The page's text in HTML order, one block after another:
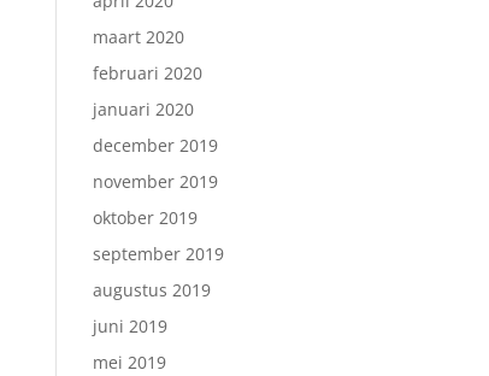
maart 2020
februari 2020
januari 2020
december 2019
november 2019
oktober 2019
september 2019
augustus 2019
juni 2019
mei 2019